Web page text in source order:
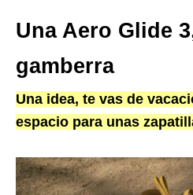
Una Aero Glide
gamberra
Una idea, te vas de
espacio para unas